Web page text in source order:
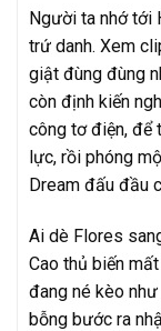
Người ta nhớ tới
trứ danh. Xem
giật đùng đùng
còn định kiến
công tơ điện, để
lực, rồi phóng
Dream đấu đầu
Ai dè Flores
Cao thủ biến
đang né kèo
bỗng bước ra